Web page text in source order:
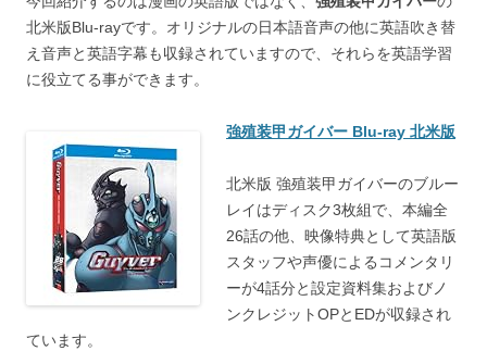
北米版Blu-rayです。オリジナルの日本語音声の他に英語吹き替
え音声と英語字幕も収録されていますので、それらを英語学習
に役立てる事ができます。
強殖装甲ガイバー Blu-ray 北米版
北米版 強殖装甲ガイバーのブルー
レイはディスク3枚組で、本編全
26話の他、映像特典として英語版
スタッフや声優によるコメンタリ
ーが4話分と設定資料集およびノ
ンクレジットOPとEDが収録され
ています。